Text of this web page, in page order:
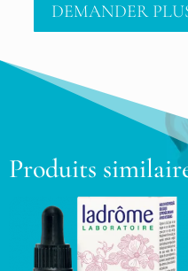
DEMANDER
Produits